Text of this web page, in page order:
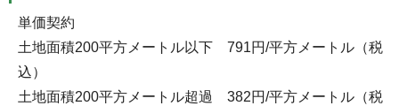
単価契約
土地面積200平方メートル以下 791円/平方メートル（税
込）
土地面積200平方メートル超過 382円/平方メートル（税